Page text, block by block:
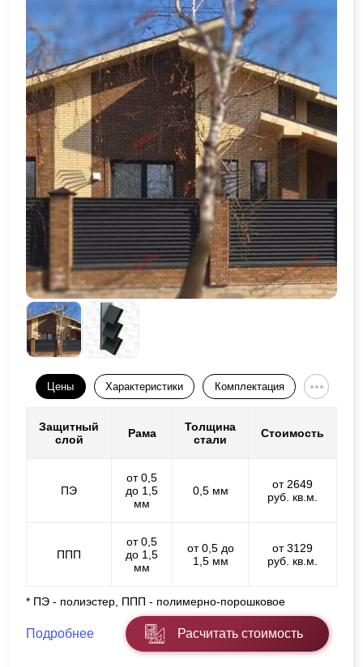
Цены Характеристики Комплектация
Защитный
слой
Рама
Толщина
стали
Стоимость
ПЭ
от 0,5
до 1,5
мм
0,5 мм
от 2649
руб. кв.м.
ППП
от 0,5
до 1,5
мм
от 0,5 до
1,5 мм
от 3129
руб. кв.м.
* ПЭ - полиэстер, ППП - полимерно-порошковое
Подробнее Расчитать стоимость